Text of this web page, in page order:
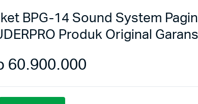
BPG-14 Sound System
Produk Original
60.900.000